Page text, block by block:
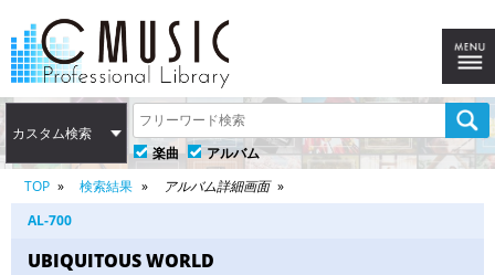
カスタム検索
楽曲
アルバム
TOP
検索結果
アルバム詳細画面
AL-700
UBIQUITOUS WORLD